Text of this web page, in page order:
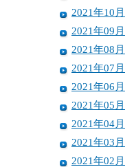
2021年10月
2021年09月
2021年08月
2021年07月
2021年06月
2021年05月
2021年04月
2021年03月
2021年02月